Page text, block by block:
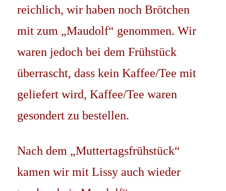
reichlich, wir haben noch Brötchen
mit zum „Maudolf“ genommen. Wir
waren jedoch bei dem Frühstück
überrascht, dass kein Kaffee/Tee mit
geliefert wird, Kaffee/Tee waren
gesondert zu bestellen.
Nach dem „Muttertagsfrühstück“
kamen wir mit Lissy auch wieder